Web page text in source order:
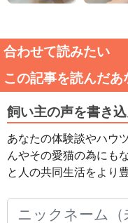
合わせて読みたい
この記事を読んだ
飼い主の声を書き
あなたの体験談やハウ
んやその愛猫の為にも
と人の共同生活をより